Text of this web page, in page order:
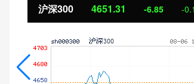
沪深300 4651.31 -6.85 -